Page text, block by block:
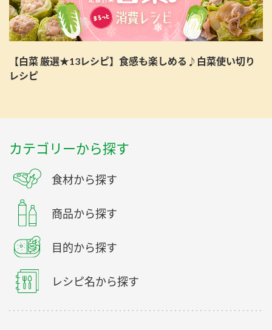
【白菜 厳選★13レシピ】食感も楽しめる♪白菜使い切り
レシピ
カテゴリーから探す
食材から探す
商品から探す
目的から探す
レシピ名から探す